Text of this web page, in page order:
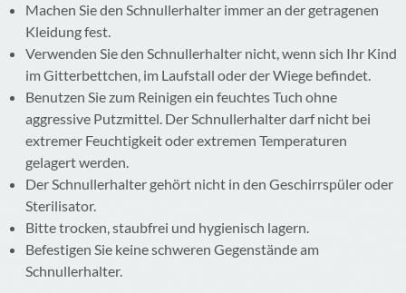
Machen Sie den Schnullerhalter immer an der getragenen
Kleidung fest.
Verwenden Sie den Schnullerhalter nicht, wenn sich Ihr Kind
im Gitterbettchen, im Laufstall oder der Wiege befindet.
Benutzen Sie zum Reinigen ein feuchtes Tuch ohne
aggressive Putzmittel. Der Schnullerhalter darf nicht bei
extremer Feuchtigkeit oder extremen Temperaturen
gelagert werden.
Der Schnullerhalter gehört nicht in den Geschirrspüler oder
Sterilisator.
Bitte trocken, staubfrei und hygienisch lagern.
Befestigen Sie keine schweren Gegenstände am
Schnullerhalter.